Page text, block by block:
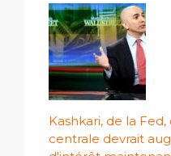
Kashkari, de la
centrale devrait